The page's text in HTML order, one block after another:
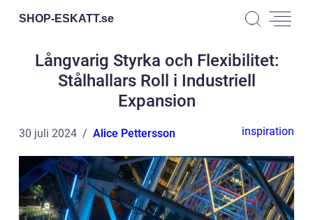
SHOP-ESKATT.se
Långvarig Styrka och Flexibilitet:
Stålhallars Roll i Industriell
Expansion
30 juli 2024 Alice Pettersson inspiration